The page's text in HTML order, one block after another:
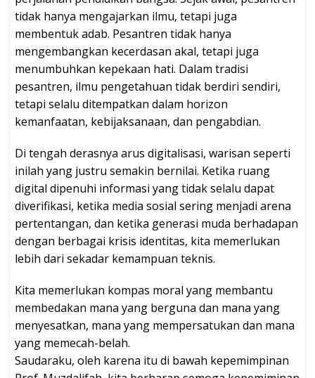
tidak hanya mengajarkan ilmu, tetapi juga
membentuk adab. Pesantren tidak hanya
mengembangkan kecerdasan akal, tetapi juga
menumbuhkan kepekaan hati. Dalam tradisi
pesantren, ilmu pengetahuan tidak berdiri sendiri,
tetapi selalu ditempatkan dalam horizon
kemanfaatan, kebijaksanaan, dan pengabdian.
Di tengah derasnya arus digitalisasi, warisan seperti
inilah yang justru semakin bernilai. Ketika ruang
digital dipenuhi informasi yang tidak selalu dapat
diverifikasi, ketika media sosial sering menjadi arena
pertentangan, dan ketika generasi muda berhadapan
dengan berbagai krisis identitas, kita memerlukan
lebih dari sekadar kemampuan teknis.
Kita memerlukan kompas moral yang membantu
membedakan mana yang berguna dan mana yang
menyesatkan, mana yang mempersatukan dan mana
yang memecah-belah.
Saudaraku, oleh karena itu di bawah kepemimpinan